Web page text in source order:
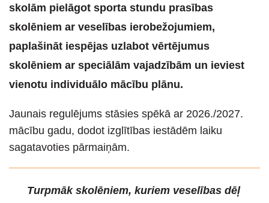
skolām pielāgot sporta stundu prasības
skolēniem ar veselības ierobežojumiem,
paplašināt iespējas uzlabot vērtējumus
skolēniem ar speciālām vajadzībām un ieviest
vienotu individuālo mācību plānu.
Jaunais regulējums stāsies spēkā ar 2026./2027.
mācību gadu, dodot izglītības iestādēm laiku
sagatavoties pārmaiņām.
Turpmāk skolēniem, kuriem veselības dēļ